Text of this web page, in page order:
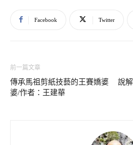
Facebook Twitter
前一篇文章
傳承馬祖剪紙技藝的王賽嬌婆
婆/作者：王建華
說